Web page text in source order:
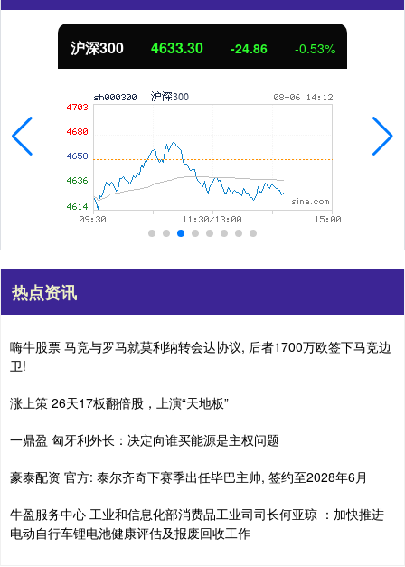
沪深300 4633.30 -24.86 -0.53%
热点资讯
嗨牛股票 马竞与罗马就莫利纳转会达协议, 后者1700万欧签下马竞边
卫!
涨上策 26天17板翻倍股，上演“天地板”
一鼎盈 匈牙利外长：决定向谁买能源是主权问题
豪泰配资 官方: 泰尔齐奇下赛季出任毕巴主帅, 签约至2028年6月
牛盈服务中心 工业和信息化部消费品工业司司长何亚琼 ：加快推进
电动自行车锂电池健康评估及报废回收工作